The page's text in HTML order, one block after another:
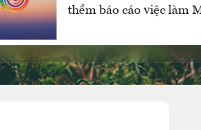
thềm báo cáo việc làm
mạnh